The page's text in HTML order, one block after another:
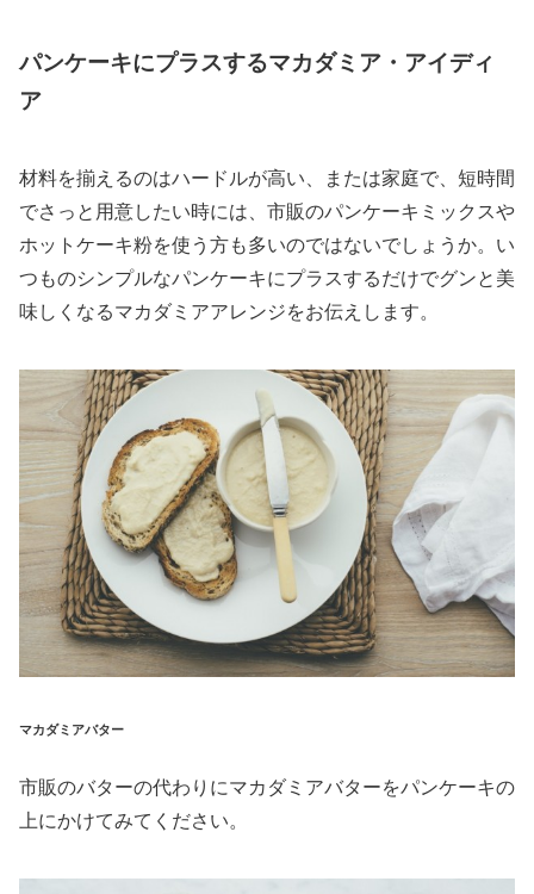
パンケーキにプラスするマカダミア・アイディ
ア
材料を揃えるのはハードルが高い、または家庭で、短時間
でさっと用意したい時には、市販のパンケーキミックスや
ホットケーキ粉を使う方も多いのではないでしょうか。い
つものシンプルなパンケーキにプラスするだけでグンと美
味しくなるマカダミアアレンジをお伝えします。
マカダミアバター
市販のバターの代わりにマカダミアバターをパンケーキの
上にかけてみてください。